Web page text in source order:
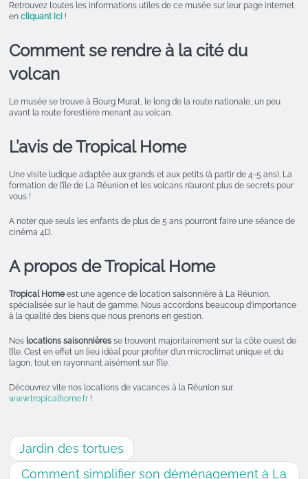
Retrouvez toutes les informations utiles de ce musée sur leur page internet
en cliquant ici!
Comment se rendre à la cité du
volcan
Le musée se trouve à Bourg Murat, le long de la route nationale, un peu
avant la route forestière menant au volcan.
L’avis de Tropical Home
Une visite ludique adaptée aux grands et aux petits (à partir de 4-5 ans). La
formation de l’île de La Réunion et les volcans n’auront plus de secrets pour
vous !
A noter que seuls les enfants de plus de 5 ans pourront faire une séance de
cinéma 4D.
A propos de Tropical Home
Tropical Homeest une agence de location saisonnière à La Réunion,
spécialisée sur le haut de gamme. Nous accordons beaucoup d’importance
à la qualité des biens que nous prenons en gestion.
Nos locations saisonnièresse trouvent majoritairement sur la côte ouest de
l’île. C’est en effet un lieu idéal pour profiter d’un microclimat unique et du
lagon, tout en rayonnant aisément sur l’île.
Découvrez vite nos locations de vacances à la Réunion sur
www.tropicalhome.fr !
Jardin des tortues
Comment simplifier son déménagement à La